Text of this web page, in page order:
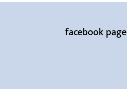
facebook page